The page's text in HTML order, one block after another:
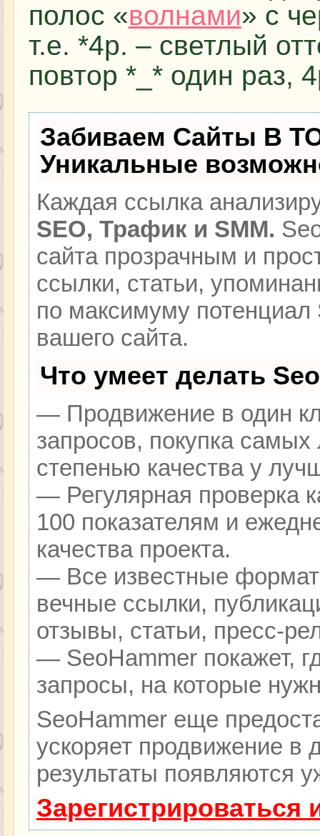
полос «волнами» с
т.е. *4р. – светлый
повтор *_* один раз,
Забиваем Сайты В
Уникальные
Каждая ссылка
SEO, Трафик и SMM.
сайта прозрачным и
ссылки, статьи,
по максимуму
вашего сайта.
Что умеет делать
— Продвижение в один
запросов, покупка
степенью качества у
— Регулярная проверка
100 показателям и
качества проекта.
— Все известные
вечные ссылки,
отзывы, статьи, пресс-
— SeoHammer покажет,
запросы, на которые
SeoHammer еще
ускоряет продвижение в
результаты появляются